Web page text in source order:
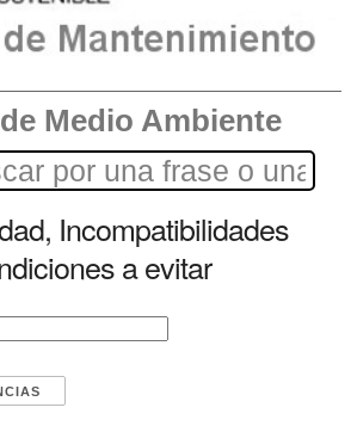
Medio Ambiente
Incompatibilidades
a evitar